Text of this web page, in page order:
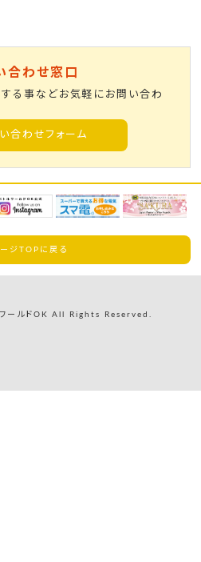
合わせ窓口
する事などお気軽にお問い合わ
合わせフォーム
ジTOPに戻る
ールドOK All Rights Reserved.